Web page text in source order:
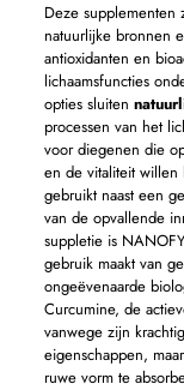
Deze
natuurlijke bronnen
antioxidanten en
lichaamsfuncties
opties sluiten
processen van het
voor diegenen die
en de vitaliteit willen
gebruikt naast een
van de opvallende
suppletie is
gebruik maakt van
ongeëvenaarde
Curcumine, de
vanwege zijn
eigenschappen,
ruwe vorm te